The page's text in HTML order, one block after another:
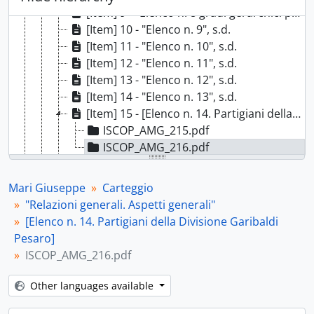
[Item] 9 - "Elenco n. 8 gradi gerarchici partigiani - riconoscimento - (Divisione Mario Gr[uppo] Divis[ioni] Spartaco)", s.d.
[Item] 10 - "Elenco n. 9", s.d.
[Item] 11 - "Elenco n. 10", s.d.
[Item] 12 - "Elenco n. 11", s.d.
[Item] 13 - "Elenco n. 12", s.d.
[Item] 14 - "Elenco n. 13", s.d.
[Item] 15 - [Elenco n. 14. Partigiani della Divisione Garibaldi Pesaro], s.d.
ISCOP_AMG_215.pdf
ISCOP_AMG_216.pdf
[Item] 16 - [Elenco n. 14. Partigiani della Divisione Garibaldi Pesaro], s.d.
[File] b.5-fasc.8 - Salvacondotti alleati per Mari, 1944-1945
[File] b.5-fasc.9 - [GAP Pesaro], 1944-1945
[File] b.6-fasc.10 - [Relazioni varie], 1944-1947
[File] b.6-fasc.11 - "Resistenza Ascoli Piceno", 1944-1965
[File] b.6-fasc.12 - [Resistenza Pesaro. Varie], 1944-1965
[File] b.6-fasc.13 - [Brigate e Resistenza Pesaro], 1944-1969
[File] b.7-fasc.14 - Documenti [Brigata Garibaldi] Bruno Lugli, 1944-1974
[File] b.7-fasc.15 - "Personale (sede)", 1944-1994
Mari Giuseppe
Carteggio
"Relazioni generali. Aspetti generali"
[Elenco n. 14. Partigiani della Divisione Garibaldi
Pesaro]
ISCOP_AMG_216.pdf
Other languages available